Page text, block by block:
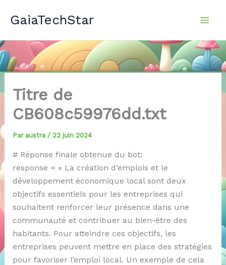
GaiaTechStar
Titre de
CB608c59976dd.txt
Par austra / 22 juin 2024
# Réponse finale obtenue du bot:
response = « La création d’emplois et le
développement économique local sont deux
objectifs essentiels pour les entreprises qui
souhaitent renforcer leur présence dans une
communauté et contribuer au bien-être des
habitants. Pour atteindre ces objectifs, les
entreprises peuvent mettre en place des stratégies
pour favoriser l’emploi local. Un exemple de cela